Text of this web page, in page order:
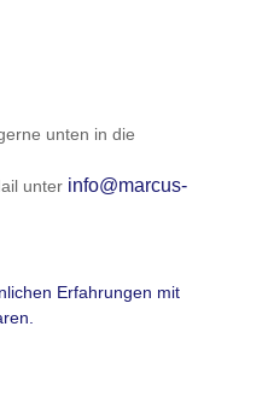
unten in die
unter info@marcus-
Erfahrungen mit